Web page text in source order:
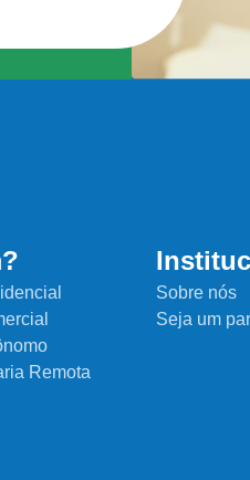
Remota
Sobre nós
Seja um